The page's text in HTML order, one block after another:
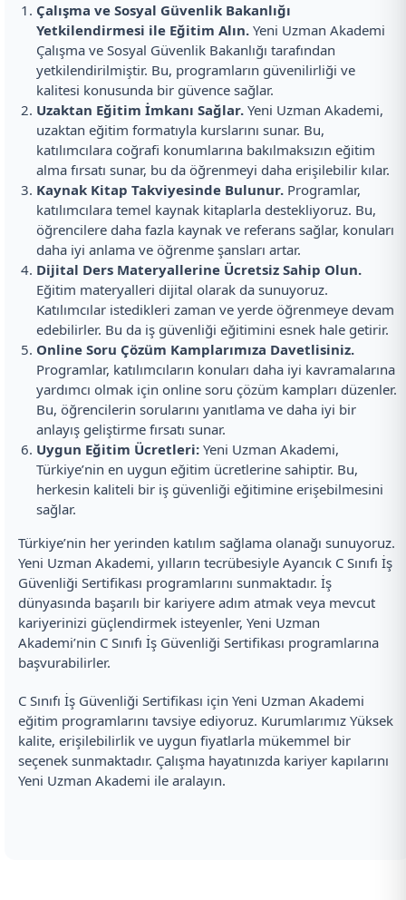
Çalışma ve Sosyal Güvenlik Bakanlığı
Yetkilendirmesi ile Eğitim Alın. Yeni Uzman Akademi
Çalışma ve Sosyal Güvenlik Bakanlığı tarafından
yetkilendirilmiştir. Bu, programların güvenilirliği ve
kalitesi konusunda bir güvence sağlar.
Uzaktan Eğitim İmkanı Sağlar. Yeni Uzman Akademi,
uzaktan eğitim formatıyla kurslarını sunar. Bu,
katılımcılara coğrafi konumlarına bakılmaksızın eğitim
alma fırsatı sunar, bu da öğrenmeyi daha erişilebilir kılar.
Kaynak Kitap Takviyesinde Bulunur. Programlar,
katılımcılara temel kaynak kitaplarla destekliyoruz. Bu,
öğrencilere daha fazla kaynak ve referans sağlar, konuları
daha iyi anlama ve öğrenme şansları artar.
Dijital Ders Materyallerine Ücretsiz Sahip Olun.
Eğitim materyalleri dijital olarak da sunuyoruz.
Katılımcılar istedikleri zaman ve yerde öğrenmeye devam
edebilirler. Bu da iş güvenliği eğitimini esnek hale getirir.
Online Soru Çözüm Kamplarımıza Davetlisiniz.
Programlar, katılımcıların konuları daha iyi kavramalarına
yardımcı olmak için online soru çözüm kampları düzenler.
Bu, öğrencilerin sorularını yanıtlama ve daha iyi bir
anlayış geliştirme fırsatı sunar.
Uygun Eğitim Ücretleri: Yeni Uzman Akademi,
Türkiye’nin en uygun eğitim ücretlerine sahiptir. Bu,
herkesin kaliteli bir iş güvenliği eğitimine erişebilmesini
sağlar.
Türkiye’nin her yerinden katılım sağlama olanağı sunuyoruz.
Yeni Uzman Akademi, yılların tecrübesiyle Ayancık C Sınıfı İş
Güvenliği Sertifikası programlarını sunmaktadır. İş
dünyasında başarılı bir kariyere adım atmak veya mevcut
kariyerinizi güçlendirmek isteyenler, Yeni Uzman
Akademi’nin C Sınıfı İş Güvenliği Sertifikası programlarına
başvurabilirler.
C Sınıfı İş Güvenliği Sertifikası için Yeni Uzman Akademi
eğitim programlarını tavsiye ediyoruz. Kurumlarımız Yüksek
kalite, erişilebilirlik ve uygun fiyatlarla mükemmel bir
seçenek sunmaktadır. Çalışma hayatınızda kariyer kapılarını
Yeni Uzman Akademi ile aralayın.